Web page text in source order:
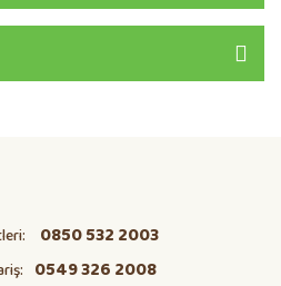
0850 532 2003
0549 326 2008